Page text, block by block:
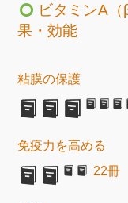
ビタミンA
果・効能
粘膜の保護
免疫力を高める
22冊